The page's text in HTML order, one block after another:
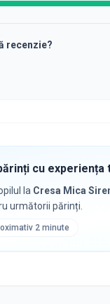
recenzie?
cu experiența
la Cresa Mica
următorii părinți.
2 minute